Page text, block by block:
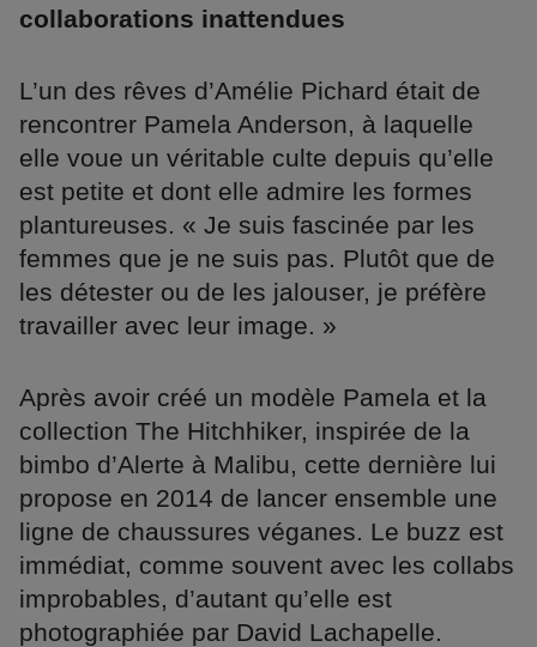
collaborations inattendues
L’un des rêves d’Amélie Pichard était de
rencontrer Pamela Anderson, à laquelle
elle voue un véritable culte depuis qu’elle
est petite et dont elle admire les formes
plantureuses. « Je suis fascinée par les
femmes que je ne suis pas. Plutôt que de
les détester ou de les jalouser, je préfère
travailler avec leur image. »
Après avoir créé un modèle Pamela et la
collection The Hitchhiker, inspirée de la
bimbo d’Alerte à Malibu, cette dernière lui
propose en 2014 de lancer ensemble une
ligne de chaussures véganes. Le buzz est
immédiat, comme souvent avec les collabs
improbables, d’autant qu’elle est
photographiée par David Lachapelle.